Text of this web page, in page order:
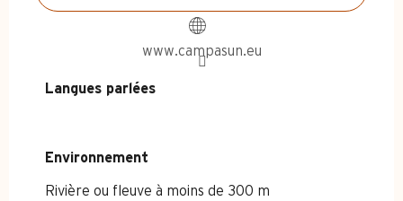
www.campasun.eu
Langues parlées
Langues parlées
Environnement
Environnement
Rivière ou fleuve à moins de 300 m